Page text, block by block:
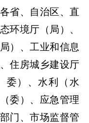
省、自治区、直
环境厅（局）、
）、工业和信息
住房城乡建设厅
委）、水利（水
委）、应急管理
门、市场监督管